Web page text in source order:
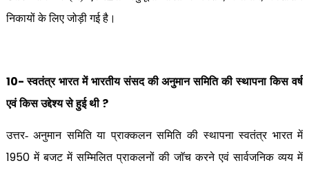
निकायों के लिए जोड़ी गई है।
10-स्वतंत्र भारत में भारतीय संसद की अनुमान समिति की स्थापना किस वर्ष
एवं किस उद्देश्य से हुई थी ?
उत्तर- अनुमान समिति या प्राक्कलन समिति की स्थापना स्वतंत्र भारत में
1950में बजट में सम्मिलित प्राकलनों की जाॅच करने एवं सार्वजनिक व्यय में